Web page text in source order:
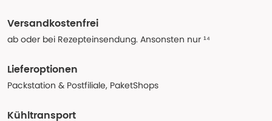
Versandkostenfrei
ab oder bei Rezepteinsendung. Ansonsten nur ¹⁴
Lieferoptionen
Packstation & Postfiliale, PaketShops
Kühltransport